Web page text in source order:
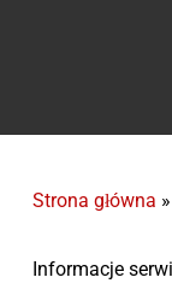
Strona główna »
Informacje